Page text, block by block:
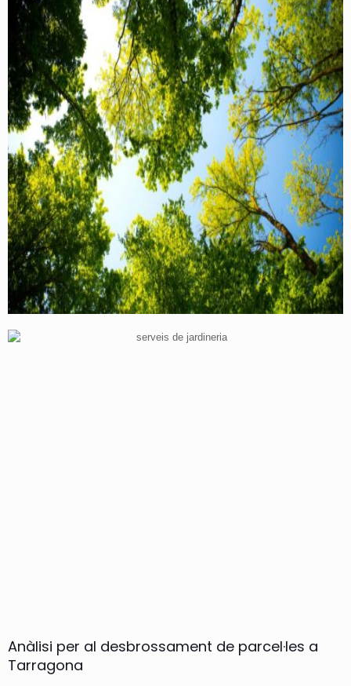
Anàlisi per al desbrossament de parcel·les a
Tarragona